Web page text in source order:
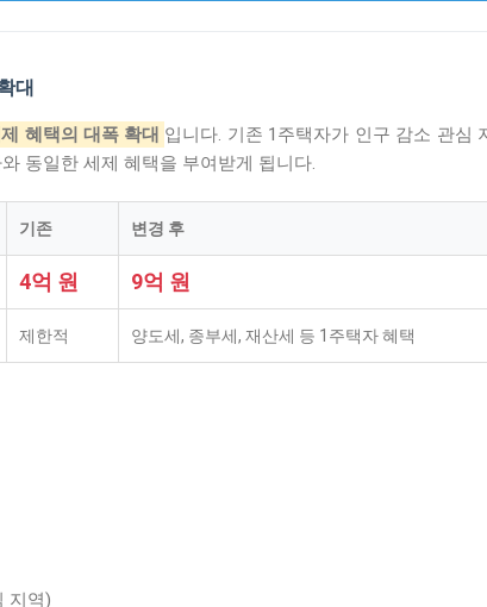
대
혜택의 대폭 확대 입니다. 기존 1주택자가 인구 감소 관심
동일한 세제 혜택을 부여받게 됩니다.
기존 변경 후
4억 원 9억 원
제한적 양도세, 종부세, 재산세 등 1주택자 혜택
지역)